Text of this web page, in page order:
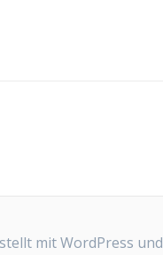
mit WordPress